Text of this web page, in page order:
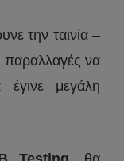
την ταινία –
παραλλαγές να
έγινε μεγάλη